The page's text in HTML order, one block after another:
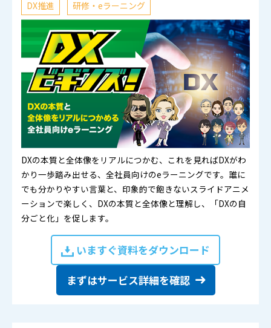
DX推進
研修・eラーニング
DXの本質と全体像をリアルにつかむ、これを見ればDXがわ
かり一歩踏み出せる、全社員向けのeラーニングです。誰に
でも分かりやすい言葉と、印象的で飽きないスライドアニメ
ーションで楽しく、DXの本質と全体像と理解し、「DXの自
分ごと化」を促します。
いますぐ資料をダウンロード
まずはサービス詳細を確認